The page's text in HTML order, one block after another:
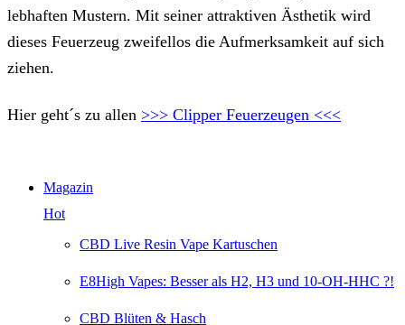
lebhaften Mustern. Mit seiner attraktiven Ästhetik wird
dieses Feuerzeug zweifellos die Aufmerksamkeit auf sich
ziehen.
Hier geht´s zu allen >>> Clipper Feuerzeugen <<<
Magazin
Hot
CBD Live Resin Vape Kartuschen
E8High Vapes: Besser als H2, H3 und 10-OH-HHC ?!
CBD Blüten & Hasch